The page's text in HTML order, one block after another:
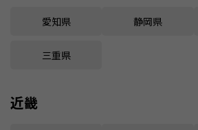
愛知県 静岡県
三重県
近畿